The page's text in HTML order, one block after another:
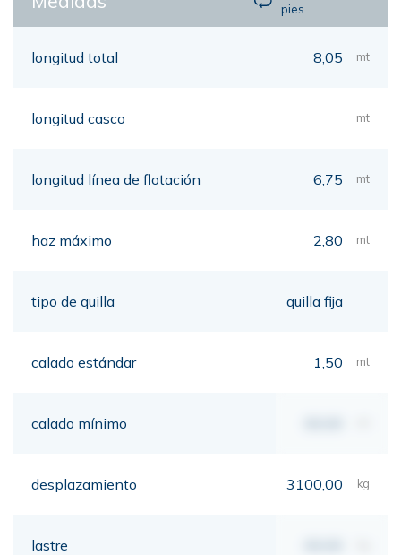
pies
longitud total 8,05 mt
longitud casco mt
longitud línea de flotación 6,75 mt
haz máximo 2,80 mt
tipo de quilla quilla fija
calado estándar 1,50 mt
calado mínimo
desplazamiento 3100,00 kg
lastre